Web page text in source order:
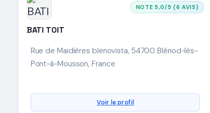
NOTE 5,0/5 (6 AVIS)
BATI TOIT
Rue de Maidières blenovista, 54700 Blénod-lès-
Pont-à-Mousson, France
Voir le profil